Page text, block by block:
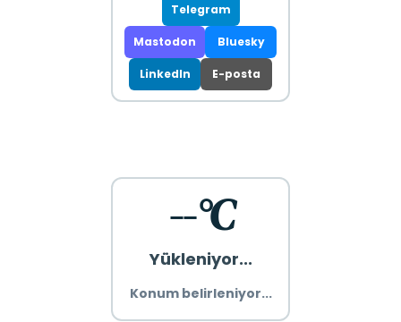
Telegram
Mastodon Bluesky
LinkedIn E-posta
--°C
Yükleniyor...
Konum belirleniyor...